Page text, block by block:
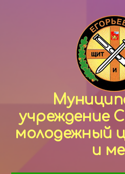
учреждение
молодежный
и